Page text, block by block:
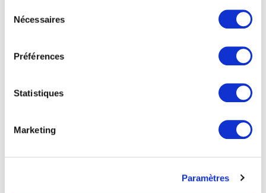
Nécessaires
Préférences
Statistiques
Marketing
Paramètres